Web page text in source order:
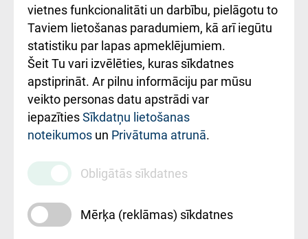
Rēķinu apmaksas
ceļvedis
Rekvizīti un
ārstniecības
iestādes kods
010000234
Maksas
pakalpojumu
cenrādis
vietnes funkcionalitāti un darbību, pielāgotu to
Taviem lietošanas paradumiem, kā arī iegūtu
statistiku par lapas apmeklējumiem.
Šeit Tu vari izvēlēties, kuras sīkdatnes
apstiprināt. Ar pilnu informāciju par mūsu
veikto personas datu apstrādi var
iepazītiesSīkdatņu lietošanas
noteikumos un Privātuma atrunā.
Obligātās sīkdatnes
Mērķa (reklāmas) sīkdatnes